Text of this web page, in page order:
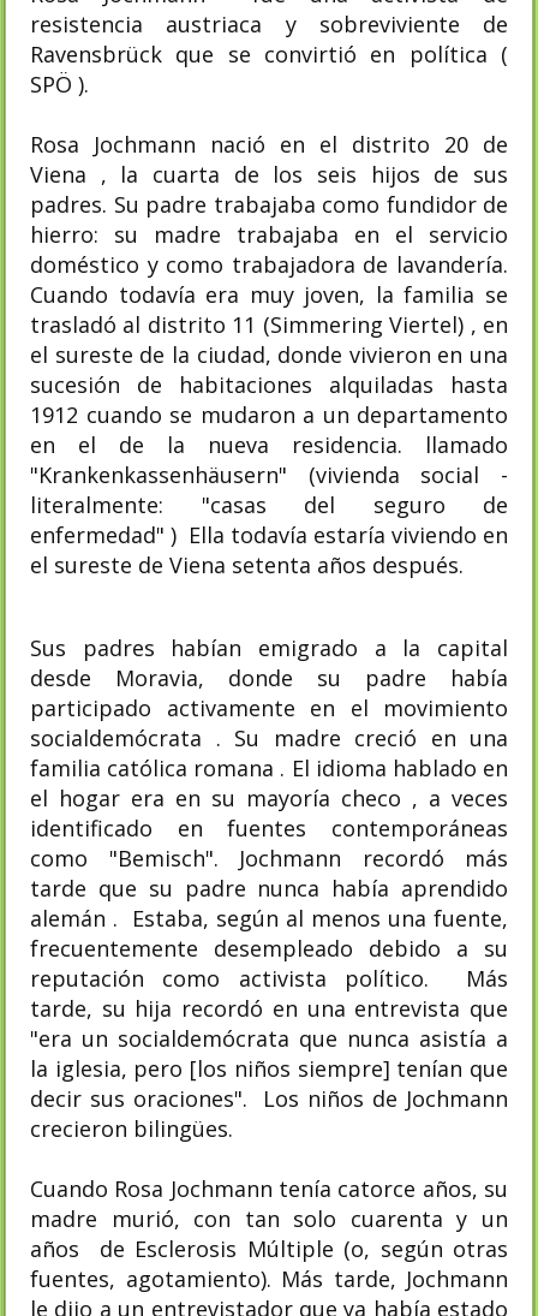
resistencia austriaca y sobreviviente de
Ravensbrück que se convirtió en política (
SPÖ ).
Rosa Jochmann nació en el distrito 20 de
Viena , la cuarta de los seis hijos de sus
padres. Su padre trabajaba como fundidor de
hierro: su madre trabajaba en el servicio
doméstico y como trabajadora de lavandería.
Cuando todavía era muy joven, la familia se
trasladó al distrito 11 (Simmering Viertel) , en
el sureste de la ciudad, donde vivieron en una
sucesión de habitaciones alquiladas hasta
1912 cuando se mudaron a un departamento
en el de la nueva residencia. llamado
"Krankenkassenhäusern" (vivienda social -
literalmente: "casas del seguro de
enfermedad" ) Ella todavía estaría viviendo en
el sureste de Viena setenta años después.
Sus padres habían emigrado a la capital
desde Moravia, donde su padre había
participado activamente en el movimiento
socialdemócrata . Su madre creció en una
familia católica romana . El idioma hablado en
el hogar era en su mayoría checo , a veces
identificado en fuentes contemporáneas
como "Bemisch". Jochmann recordó más
tarde que su padre nunca había aprendido
alemán . Estaba, según al menos una fuente,
frecuentemente desempleado debido a su
reputación como activista político. Más
tarde, su hija recordó en una entrevista que
"era un socialdemócrata que nunca asistía a
la iglesia, pero [los niños siempre] tenían que
decir sus oraciones". Los niños de Jochmann
crecieron bilingües.
Cuando Rosa Jochmann tenía catorce años, su
madre murió, con tan solo cuarenta y un
años de Esclerosis Múltiple (o, según otras
fuentes, agotamiento). Más tarde, Jochmann
le dijo a un entrevistador que ya había estado